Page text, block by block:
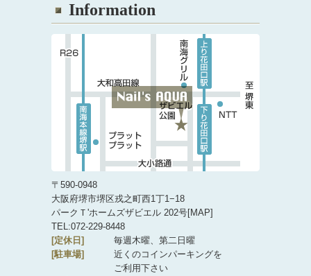
Information
〒590-0948
大阪府堺市堺区戎之町西1丁1−18
パークＴ'ホームズザビエル 202号[MAP]
TEL:072-229-8448
[定休日]
毎週木曜、第二日曜
[駐車場]
近くのコインパーキングを
ご利用下さい